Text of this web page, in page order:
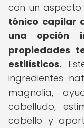
con un aspecto
tónico capilar
una opción
propiedades
estilísticos.
ingredientes
magnolia,
cabelludo,
cabello y